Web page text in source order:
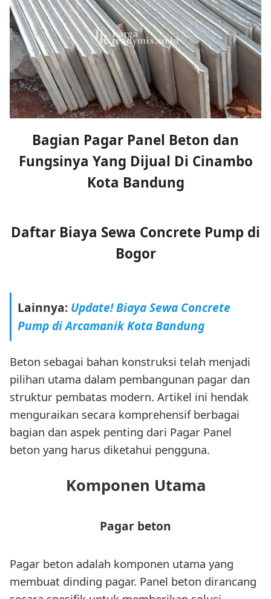
Bagian Pagar Panel Beton dan
Fungsinya Yang Dijual Di Cinambo
Kota Bandung
Daftar Biaya Sewa Concrete Pump di
Bogor
Lainnya: Update! Biaya Sewa Concrete
Pump di Arcamanik Kota Bandung
Beton sebagai bahan konstruksi telah menjadi
pilihan utama dalam pembangunan pagar dan
struktur pembatas modern. Artikel ini hendak
menguraikan secara komprehensif berbagai
bagian dan aspek penting dari Pagar Panel
beton yang harus diketahui pengguna.
Komponen Utama
Pagar beton
Pagar beton adalah komponen utama yang
membuat dinding pagar. Panel beton dirancang